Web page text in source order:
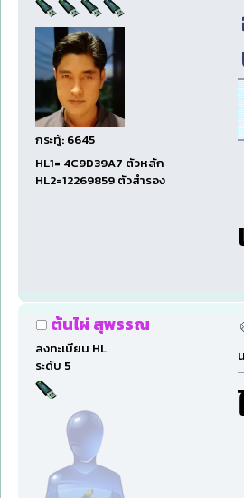
กระทู้: 6645
HL1= 4C9D39A7 ตัวหลัก
HL2=12269859 ตัวสำรอง
ต้นไผ่ สุพรรณ
ลงทะเบียน HL
ระดับ 5